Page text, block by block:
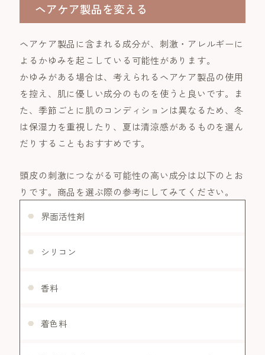
ヘアケア製品を変える
ヘアケア製品に含まれる成分が、刺激・アレルギーに
よるかゆみを起こしている可能性があります。
かゆみがある場合は、考えられるヘアケア製品の使用
を控え、肌に優しい成分のものを使うと良いです。ま
た、季節ごとに肌のコンディションは異なるため、冬
は保湿力を重視したり、夏は清涼感があるものを選ん
だりすることもおすすめです。
頭皮の刺激につながる可能性の高い成分は以下のとお
りです。商品を選ぶ際の参考にしてみてください。
界面活性剤
シリコン
香料
着色料